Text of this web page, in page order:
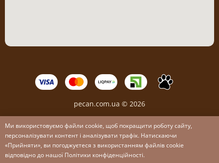
pecan.com.ua © 2026
Ми використовуємо файли cookie, щоб покращити роботу сайту,
персоналізувати контент і аналізувати трафік. Натискаючи
«Прийняти», ви погоджуєтеся з використанням файлів cookie
відповідно до нашої Політики конфіденційності.